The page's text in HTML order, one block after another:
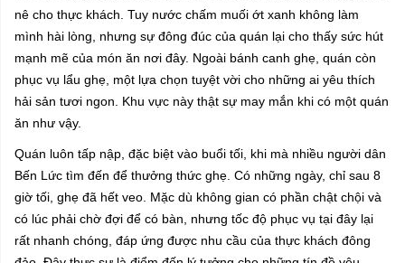
nê cho thực khách. Tuy nước chấm muối ớt xanh không làm
mình hài lòng, nhưng sự đông đúc của quán lại cho thấy sức hút
mạnh mẽ của món ăn nơi đây. Ngoài bánh canh ghẹ, quán còn
phục vụ lẩu ghẹ, một lựa chọn tuyệt vời cho những ai yêu thích
hải sản tươi ngon. Khu vực này thật sự may mắn khi có một quán
ăn như vậy.
Quán luôn tấp nập, đặc biệt vào buổi tối, khi mà nhiều người dân
Bến Lức tìm đến để thưởng thức ghẹ. Có những ngày, chỉ sau 8
giờ tối, ghẹ đã hết veo. Mặc dù không gian có phần chật chội và
có lúc phải chờ đợi để có bàn, nhưng tốc độ phục vụ tại đây lại
rất nhanh chóng, đáp ứng được nhu cầu của thực khách đông